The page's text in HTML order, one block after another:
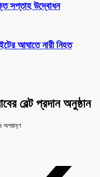
সপ্তাহ উদ্বোধন
আঘাতে নারী নিহত
বেল্ট প্রদান অনুষ্ঠান
অপরাহ্ণ